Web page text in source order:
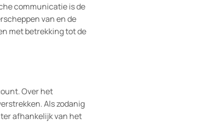
communicatie is de
van en de
met betrekking tot de
Over het
Als zodanig
afhankelijk van het